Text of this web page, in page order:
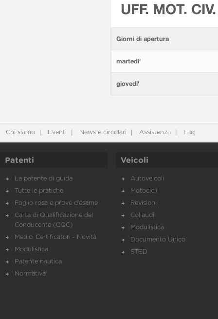
UFF. MOT.
Giorni di apertura
martedi'
giovedi'
Chi siamo Eventi News e circolari Assistenza Faq
Patenti
La patente di guida
Tutte le pratiche
Foglio rosa e prove d’esame
Carta di Qualificazione del
Conducente (CQC)
Medici Certificatori - Novità
Modulistica
Patente nautica
Normativa
Veicoli
Autoveicoli
Motocicli
Revisioni
Collaudi
Modulistica
Documento Unico
STED